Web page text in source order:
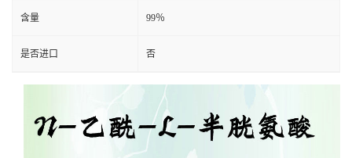
含量 99％
是否进口 否